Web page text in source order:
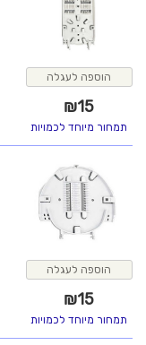
הוספה לעגלה
₪15
תמחור מיוחד לכמויות
הוספה לעגלה
₪15
תמחור מיוחד לכמויות